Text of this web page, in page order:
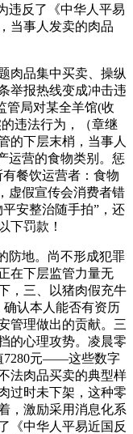
违反了《中华人平易
当事人发卖的肉品
品集中买卖、操纵
举报热线变成冲击违
管局对某全羊馆(收
违法行为，（章继
的下层末梢，当事人
运营的食物类别。惩
餐饮运营者：食物
虚假宣传会消费者错
安整治随手拍”，还
下罚款！
地。尚不形成犯罪
在下层监管力量无
，三、以猪肉假充牛
认本人能否有资历
管理做出的贡献。三
的心理攻势。凌晨零
7280元——这些数字
法肉品买卖的典型样
过时未下架，这种零
，激励采用消息化系
《中华人平易近国反